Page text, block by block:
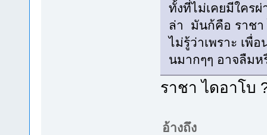
ทั้งที่ไม่เคยมีใคร
ล่า มันก้คือ ราชา
ไม่รู้ว่าเพราะ เพื่
นมากๆๆ อาจลืมห
ราชา ไดอาโบ
อ้างถึง